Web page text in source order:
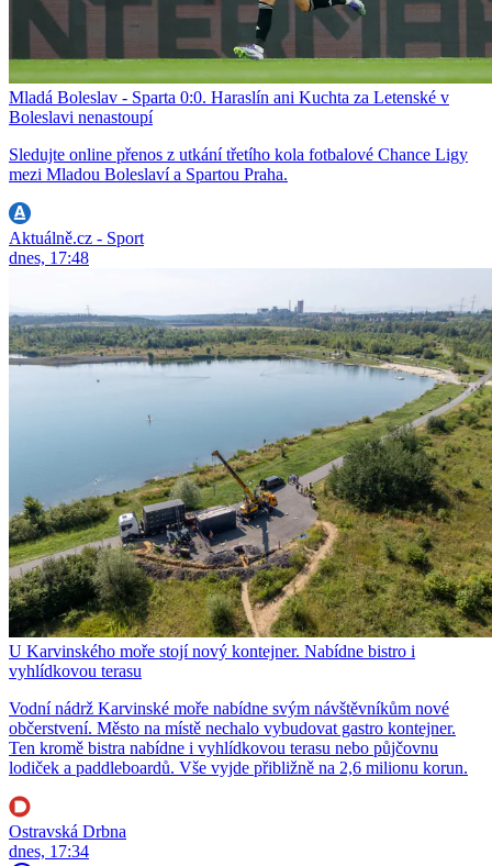
Mladá Boleslav - Sparta 0:0. Haraslín ani Kuchta za Letenské v
Boleslavi nenastoupí
Sledujte online přenos z utkání třetího kola fotbalové Chance Ligy
mezi Mladou Boleslaví a Spartou Praha.
Aktuálně.cz - Sport
dnes, 17:48
U Karvinského moře stojí nový kontejner. Nabídne bistro i
vyhlídkovou terasu
Vodní nádrž Karvinské moře nabídne svým návštěvníkům nové
občerstvení. Město na místě nechalo vybudovat gastro kontejner.
Ten kromě bistra nabídne i vyhlídkovou terasu nebo půjčovnu
lodiček a paddleboardů. Vše vyjde přibližně na 2,6 milionu korun.
Ostravská Drbna
dnes, 17:34